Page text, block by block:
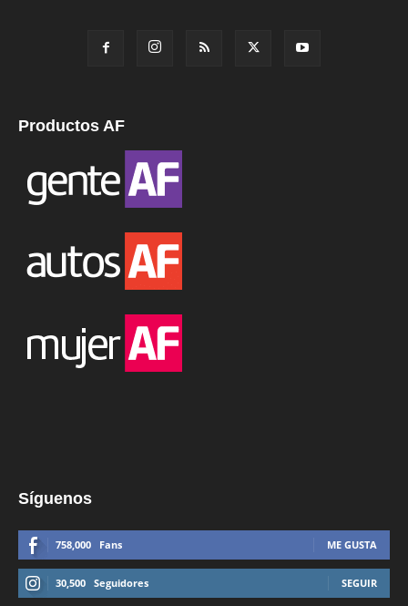
Productos AF
Síguenos
758,000 Fans ME GUSTA
30,500 Seguidores SEGUIR